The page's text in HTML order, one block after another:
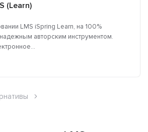
(Learn)
LMS iSpring Learn, на 100%
авторским инструментом.